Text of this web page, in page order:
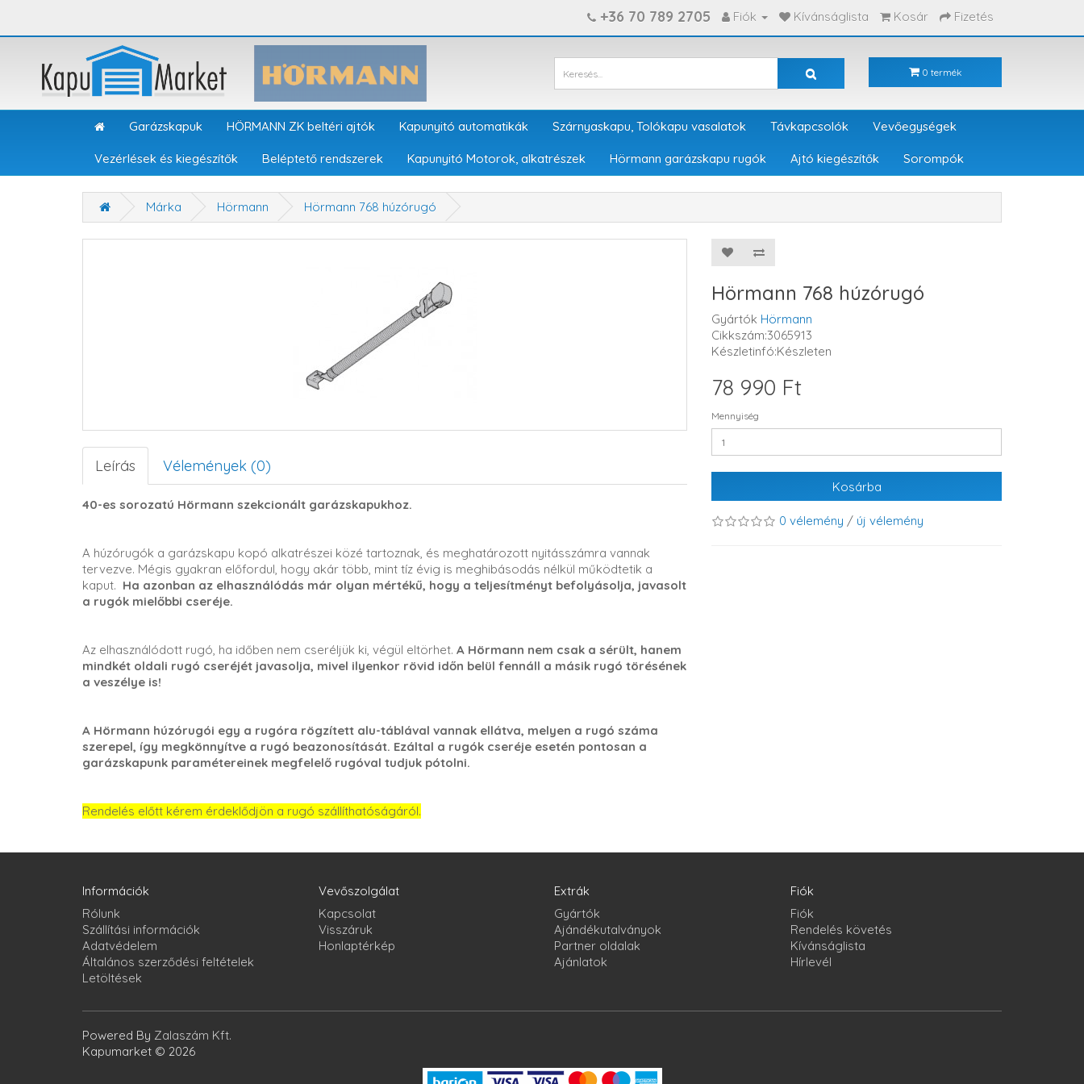
+36 70 789 2705 Fiók Kívánságlista Kosár Fizetés
0 termék
Garázskapuk HÖRMANN ZK beltéri ajtók Kapunyitó automatikák Szárnyaskapu, Tolókapu vasalatok Távkapcsolók Vevőegységek
Vezérlések és kiegészítők Beléptető rendszerek Kapunyitó Motorok, alkatrészek Hörmann garázskapu rugók Ajtó kiegészítők Sorompók
Márka Hörmann Hörmann 768 húzórugó
Leírás Vélemények (0)
40-es sorozatú Hörmann szekcionált garázskapukhoz.
A húzórugók a garázskapu kopó alkatrészei közé tartoznak, és meghatározott nyitásszámra vannak
tervezve. Mégis gyakran előfordul, hogy akár több, mint tíz évig is meghibásodás nélkül működtetik a
kaput. Ha azonban az elhasználódás már olyan mértékű, hogy a teljesítményt befolyásolja, javasolt
a rugók mielőbbi cseréje.
Az elhasználódott rugó, ha időben nem cseréljük ki, végül eltörhet. A Hörmann nem csak a sérült, hanem
mindkét oldali rugó cseréjét javasolja, mivel ilyenkor rövid időn belül fennáll a másik rugó törésének
a veszélye is!
A Hörmann húzórugói egy a rugóra rögzített alu-táblával vannak ellátva, melyen a rugó száma
szerepel, így megkönnyítve a rugó beazonosítását. Ezáltal a rugók cseréje esetén pontosan a
garázskapunk paramétereinek megfelelő rugóval tudjuk pótolni.
Rendelés előtt kérem érdeklődjön a rugó szállíthatóságáról.
Hörmann 768 húzórugó
Gyártók Hörmann
Cikkszám:3065913
Készletinfó:Készleten
78 990 Ft
Mennyiség
Kosárba
0 vélemény / új vélemény
Információk
Rólunk
Szállítási információk
Adatvédelem
Általános szerződési feltételek
Letöltések
Vevőszolgálat
Kapcsolat
Visszáruk
Honlaptérkép
Extrák
Gyártók
Ajándékutalványok
Partner oldalak
Ajánlatok
Fiók
Fiók
Rendelés követés
Kívánságlista
Hírlevél
Powered By Zalaszám Kft.
Kapumarket © 2026